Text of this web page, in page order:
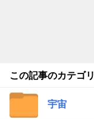
この記事のカテゴリ
宇宙